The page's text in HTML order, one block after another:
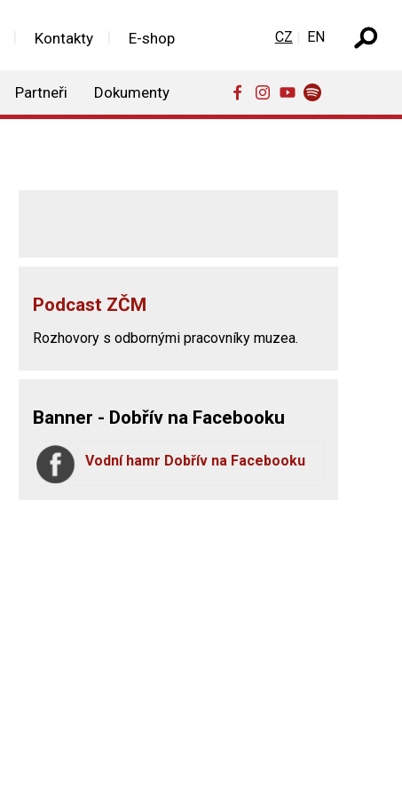
Kontakty E-shop
Partneři Dokumenty
Zvolte jazyk
CZ EN
Podcast ZČM
Rozhovory s odbornými pracovníky muzea.
Banner - Dobřív na Facebooku
Vodní hamr Dobřív na Facebooku